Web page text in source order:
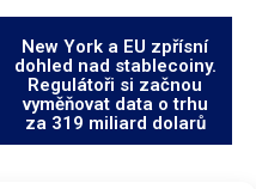
New York a EU zpřísní
dohled nad stablecoiny.
Regulátoři si začnou
vyměňovat data o trhu
za 319 miliard dolarů